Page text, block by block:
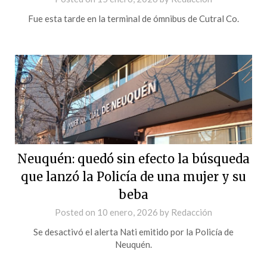
Fue esta tarde en la terminal de ómnibus de Cutral Co.
Neuquén: quedó sin efecto la búsqueda
que lanzó la Policía de una mujer y su
beba
Posted on 10 enero, 2026 by Redacción
Se desactivó el alerta Nati emitido por la Policía de
Neuquén.